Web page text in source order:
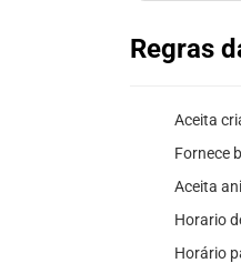
Regras
Aceita
Fornece
Aceita
Horario
Horário